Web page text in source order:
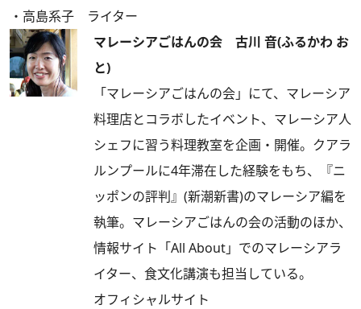
・高島系子 ライター
マレーシアごはんの会 古川 音(ふるかわ お
と)
「マレーシアごはんの会」にて、マレーシア
料理店とコラボしたイベント、マレーシア人
シェフに習う料理教室を企画・開催。クアラ
ルンプールに4年滞在した経験をもち、『ニ
ッポンの評判』(新潮新書)のマレーシア編を
執筆。マレーシアごはんの会の活動のほか、
情報サイト「All About」でのマレーシアラ
イター、食文化講演も担当している。
オフィシャルサイト